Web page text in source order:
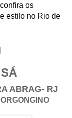
os
estilo no Rio de
ABRAG- RJ